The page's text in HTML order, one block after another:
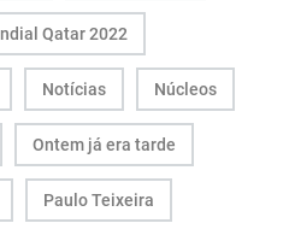
Qatar 2022
Notícias Núcleos
Ontem já era tarde
Paulo Teixeira